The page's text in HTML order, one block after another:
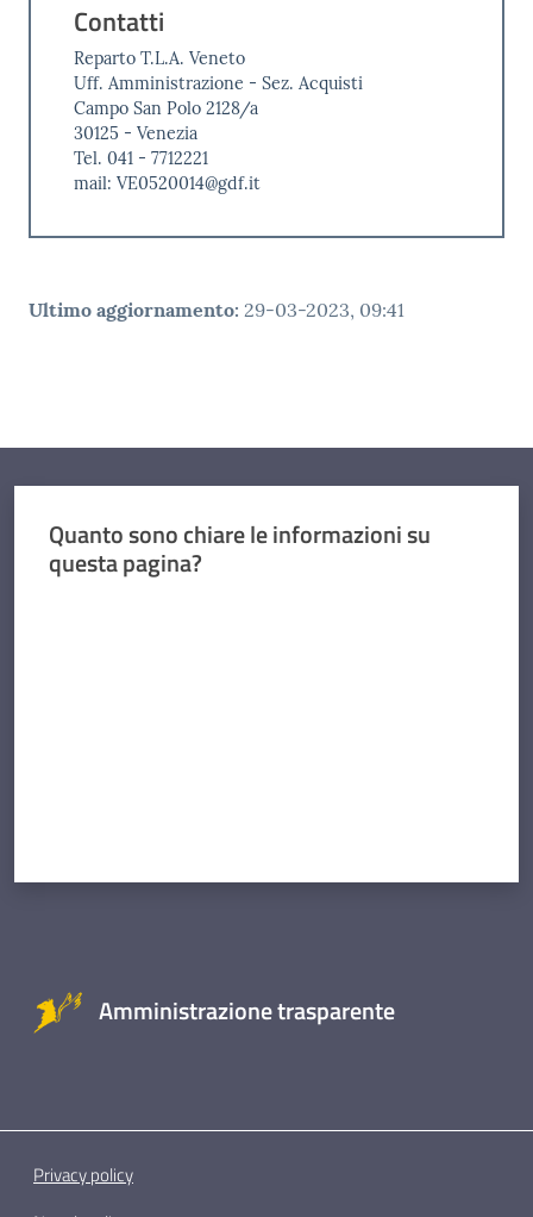
Contatti
Reparto T.L.A. Veneto
Uff. Amministrazione - Sez. Acquisti
Campo San Polo 2128/a
30125 - Venezia
Tel. 041 - 7712221
mail: VE0520014@gdf.it
Ultimo aggiornamento: 29-03-2023, 09:41
Quanto sono chiare le informazioni su
questa pagina?
Amministrazione trasparente
Privacy policy